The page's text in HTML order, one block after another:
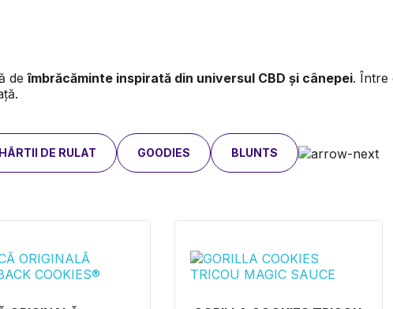
deîmbrăcăminte inspirată din universul CBD și cânepei. Între
HÂRTII DE RULAT GOODIES BLUNTS